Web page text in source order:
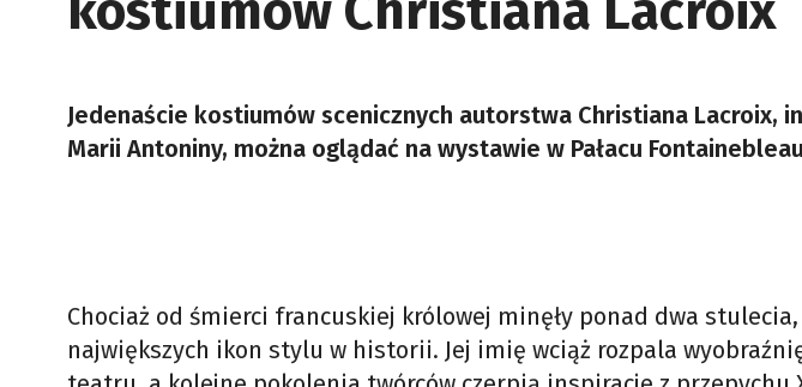
Jedenaście kostiumów scenicznych autorstwa Christiana Lacroix,
Marii Antoniny, można oglądać na wystawie w Pałacu
Chociaż od śmierci francuskiej królowej minęły ponad dwa
największych ikon stylu w historii. Jej imię wciąż rozpala